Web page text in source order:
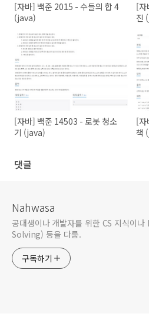
[자바] 백준 2015 - 수들의 합 4
(java)
[자
진
[자바] 백준 14503 - 로봇 청소
기 (java)
[자
책
댓글
Nahwasa
공대생이나 개발자를 위한 CS 지식이
Solving) 등을 다룸.
구독하기